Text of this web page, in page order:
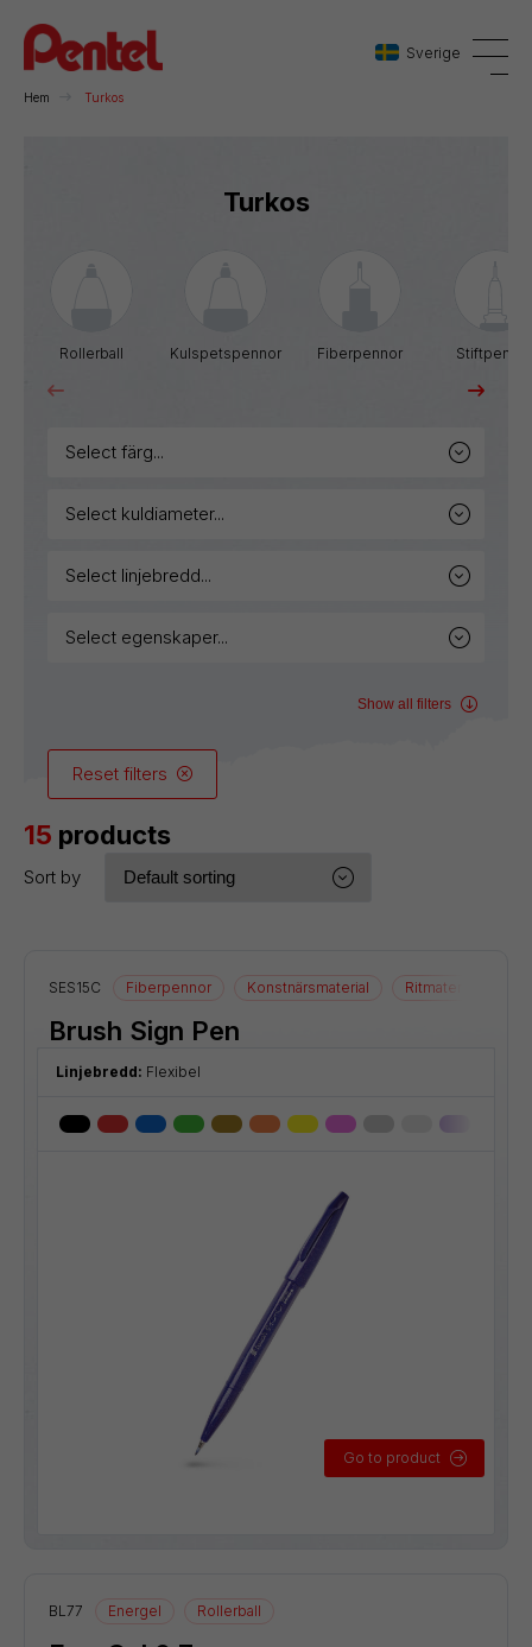
Sverige
Hem Turkos
Turkos
Rollerball Kulspetspennor Fiberpennor
select färg...
select kuldiameter...
select linjebredd...
select egenskaper...
Show all filters
Reset filters
15 products
Sort by
SES15C Fiberpennor Konstnärsmaterial Ritmaterial
Brush Sign Pen
Linjebredd: Flexibel
Go to product
BL77 Energel Rollerball